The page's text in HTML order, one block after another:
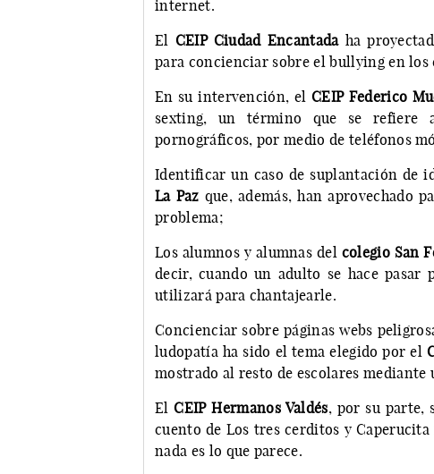
internet.
El CEIP Ciudad Encantadaha
para concienciar sobre el bullying en los
En su intervención, elCEIP Federico
sexting, un término que se refiere
pornográficos, por medio de teléfonos
Identificar un caso de suplantación de
La Paz que, además, han aprovechado
problema;
Los alumnos y alumnas del colegio San
decir, cuando un adulto se hace pasar
utilizará para chantajearle.
Concienciar sobre páginas webs
ludopatía ha sido el tema elegido por el
mostrado al resto de escolares
ElCEIP Hermanos Valdés, por su parte,
cuento de Los tres cerditos y
nada es lo que parece.